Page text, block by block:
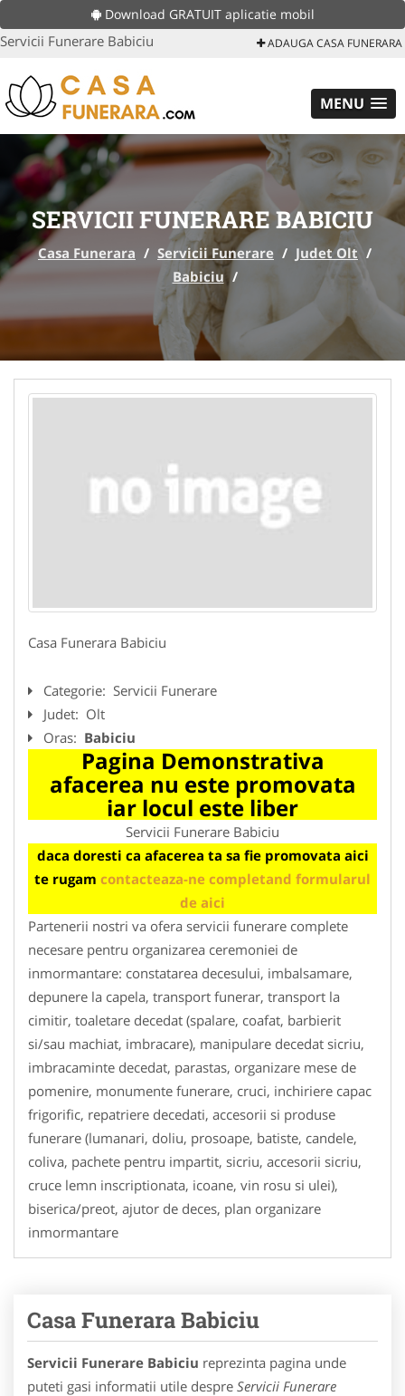
Download GRATUIT aplicatie mobil
Servicii Funerare Babiciu ADAUGA CASA FUNERARA
MENU
SERVICII FUNERARE BABICIU
Casa Funerara / Servicii Funerare / Judet Olt /
Babiciu /
Casa Funerara Babiciu
Categorie: Servicii Funerare
Judet: Olt
Oras: Babiciu
Pagina Demonstrativa
afacerea nu este promovata
iar locul este liber
Servicii Funerare Babiciu
daca doresti ca afacerea ta sa fie promovata aici
te rugam contacteaza-ne completand formularul
de aici
Partenerii nostri va ofera servicii funerare complete
necesare pentru organizarea ceremoniei de
inmormantare: constatarea decesului, imbalsamare,
depunere la capela, transport funerar, transport la
cimitir, toaletare decedat (spalare, coafat, barbierit
si/sau machiat, imbracare), manipulare decedat sicriu,
imbracaminte decedat, parastas, organizare mese de
pomenire, monumente funerare, cruci, inchiriere capac
frigorific, repatriere decedati, accesorii si produse
funerare (lumanari, doliu, prosoape, batiste, candele,
coliva, pachete pentru impartit, sicriu, accesorii sicriu,
cruce lemn inscriptionata, icoane, vin rosu si ulei),
biserica/preot, ajutor de deces, plan organizare
inmormantare
Casa Funerara Babiciu
Servicii Funerare Babiciu reprezinta pagina unde
puteti gasi informatii utile despre Servicii Funerare